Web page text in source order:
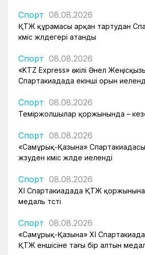
Спорт 08.08.2026
ҚТЖ құрамасы арқан тартудан
күміс жүлдегері атанды
Спорт 08.08.2026
«KTZ Express» өкілі Әнел
Спартакиадада екінші орын
Спорт 08.08.2026
Теміржолшылар қоржынында –
Спорт 08.08.2026
«Самұрық-Қазына»
жүзуден күміс жүлде иеленді
Спорт 08.08.2026
XI Спартакиадада ҚТЖ қоржынына
медаль түсті
Спорт 08.08.2026
«Самұрық-Қазына» XI
ҚТЖ еншісіне тағы бір алтын